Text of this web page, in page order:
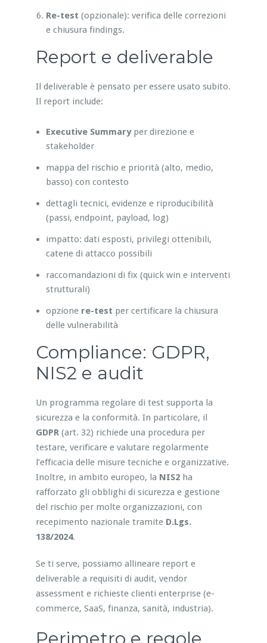
Re-test (opzionale): verifica delle correzioni
e chiusura findings.
Report e deliverable
Il deliverable è pensato per essere usato subito.
Il report include:
Executive Summaryper direzione e
stakeholder
mappa del rischio e priorità (alto, medio,
basso) con contesto
dettagli tecnici, evidenze e riproducibilità
(passi, endpoint, payload, log)
impatto: dati esposti, privilegi ottenibili,
catene di attacco possibili
raccomandazioni di fix (quick win e interventi
strutturali)
opzione re-test per certificare la chiusura
delle vulnerabilità
Compliance: GDPR,
NIS2 e audit
Un programma regolare di test supporta la
sicurezza e la conformità. In particolare, il
GDPR(art. 32) richiede una procedura per
testare, verificare e valutare regolarmente
l’efficacia delle misure tecniche e organizzative.
Inoltre, in ambito europeo, la NIS2ha
rafforzato gli obblighi di sicurezza e gestione
del rischio per molte organizzazioni, con
recepimento nazionale tramite D.Lgs.
138/2024.
Se ti serve, possiamo allineare report e
deliverable a requisiti di audit, vendor
assessment e richieste clienti enterprise (e-
commerce, SaaS, finanza, sanità, industria).
Perimetro e regole